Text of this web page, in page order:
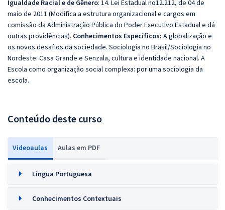
Igualdade Racial e de Gênero: 14. Lei Estadual no12.212, de 04 de
maio de 2011 (Modifica a estrutura organizacional e cargos em
comissão da Administração Pública do Poder Executivo Estadual e dá
outras providências). Conhecimentos Específicos: A globalização e
os novos desafios da sociedade. Sociologia no Brasil/Sociologia no
Nordeste: Casa Grande e Senzala, cultura e identidade nacional. A
Escola como organização social complexa: por uma sociologia da
escola.
Conteúdo deste curso
Videoaulas Aulas em PDF
Língua Portuguesa
Conhecimentos Contextuais